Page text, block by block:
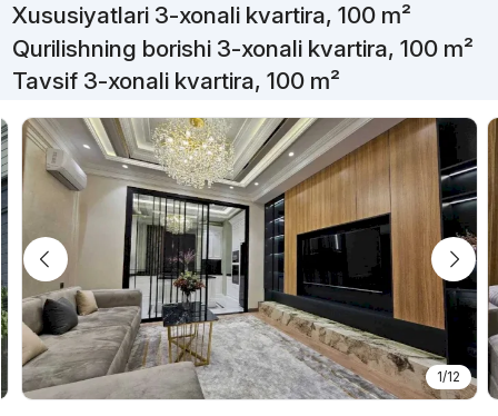
Xususiyatlari 3-xonali kvartira, 100 m²
Qurilishning borishi 3-xonali kvartira, 100 m²
Tavsif 3-xonali kvartira, 100 m²
1/12